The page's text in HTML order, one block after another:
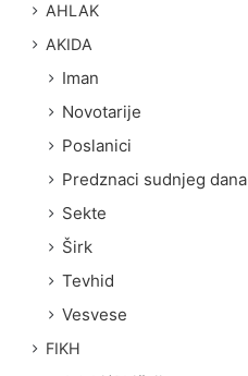
AHLAK
AKIDA
Iman
Novotarije
Poslanici
Predznaci sudnjeg dana
Sekte
Širk
Tevhid
Vesvese
FIKH